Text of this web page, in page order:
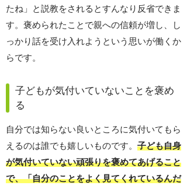
たね」と説教をされるとすんなり反省できま
す。褒められたことで親への信頼が増し、し
っかり話を受け入れようという思いが働くか
らです。
子どもが気付いていないことを褒め
る
自分では知らない良いところに気付いてもら
えるのは誰でも嬉しいものです。 子ども自身
が気付いていない頑張りを褒めてあげること
で、「自分のことをよく見てくれているんだ